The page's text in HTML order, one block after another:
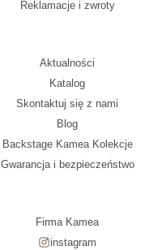
Reklamacje i zwroty
Aktualności
Katalog
Skontaktuj się z nami
Blog
Backstage Kamea Kolekcje
Gwarancja i bezpieczeństwo
Firma Kamea
instagram